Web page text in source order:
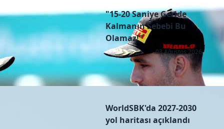
"15-20 Saniye Geride
Kalmanın Sebebi Bu
Olamaz!"
03 Ağustos 2026
WorldSBK'da 2027-2030
yol haritası açıklandı